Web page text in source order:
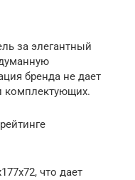
за элегантный
бренда не дает
комплектующих.
что дает